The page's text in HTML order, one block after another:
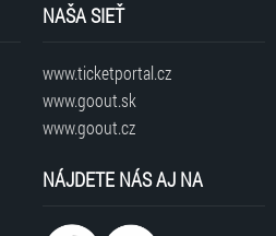
NAŠA SIEŤ
www.ticketportal.cz
www.goout.sk
www.goout.cz
NÁJDETE NÁS AJ NA